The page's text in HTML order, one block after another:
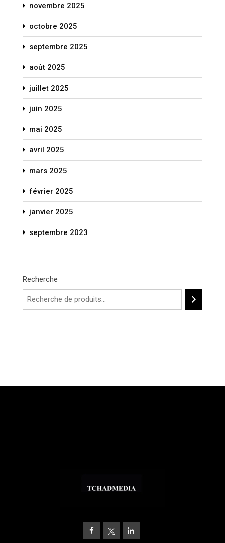
novembre 2025
octobre 2025
septembre 2025
août 2025
juillet 2025
juin 2025
mai 2025
avril 2025
mars 2025
février 2025
janvier 2025
septembre 2023
Recherche